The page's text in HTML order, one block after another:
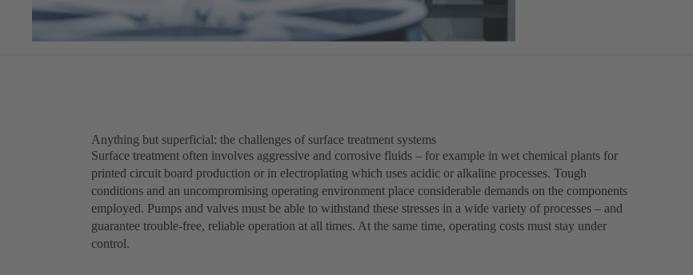
Anything but superficial: the challenges of surface treatment systems
Surface treatment often involves aggressive and corrosive fluids – for example in wet chemical plants for
printed circuit board production or in electroplating which uses acidic or alkaline processes. Tough
conditions and an uncompromising operating environment place considerable demands on the components
employed. Pumps and valves must be able to withstand these stresses in a wide variety of processes – and
guarantee trouble-free, reliable operation at all times. At the same time, operating costs must stay under
control.